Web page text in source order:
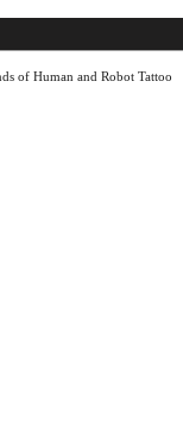
of Human and Robot Tattoo